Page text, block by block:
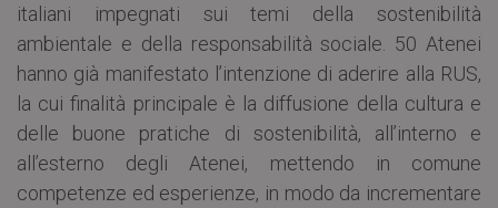
italiani impegnati sui temi della sostenibilità
ambientale e della responsabilità sociale. 50 Atenei
hanno già manifestato l’intenzione di aderire alla RUS,
la cui finalità principale è la diffusione della cultura e
delle buone pratiche di sostenibilità, all’interno e
all’esterno degli Atenei, mettendo in comune
competenze ed esperienze, in modo da incrementare